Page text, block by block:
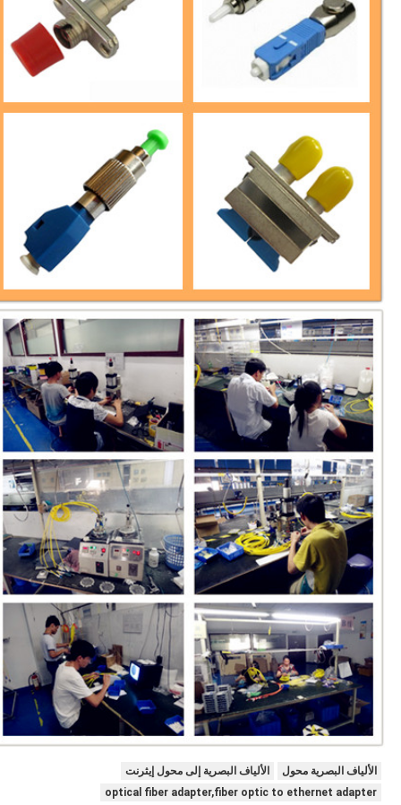
الألياف البصرية محول
الألياف البصرية إلى محول إيثرنت
optical fiber adapter,fiber optic to ethernet adapter